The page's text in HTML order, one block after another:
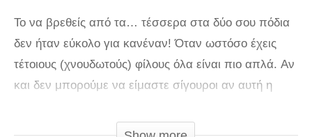
Το να βρεθείς από τα… τέσσερα στα δύο σου πόδια
δεν ήταν εύκολο για κανέναν! Όταν ωστόσο έχεις
τέτοιους (χνουδωτούς) φίλους όλα είναι πιο απλά. Αν
και δεν μπορούμε να είμαστε σίγουροι αν αυτή η
περπατά ή αν πρόκειται περισσότερο για επίδειξη,